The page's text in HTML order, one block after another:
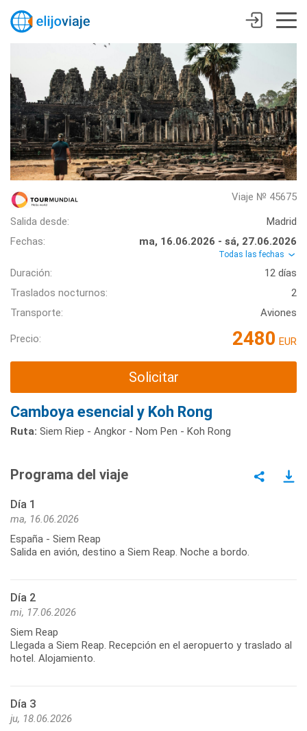
Viaje № 45675
Salida desde:
Madrid
Fechas:
ma, 16.06.2026 - sá, 27.06.2026
Todas las fechas
Duración:
12 días
Traslados nocturnos:
2
Transporte:
Aviones
Precio: 2480 EUR
Solicitar
Camboya esencial y Koh Rong
Ruta: Siem Riep - Angkor - Nom Pen​​ - Koh Rong
Programa del viaje
Día 1
ma, 16.06.2026
España - Siem Reap
Salida en avión, destino a Siem Reap. Noche a bordo.
Día 2
mi, 17.06.2026
Siem Reap
Llegada a Siem Reap. Recepción en el aeropuerto y traslado al
hotel. Alojamiento.
Día 3
ju, 18.06.2026